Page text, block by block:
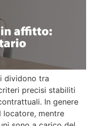
dividono tra
precisi stabiliti
In genere
locatore, mentre